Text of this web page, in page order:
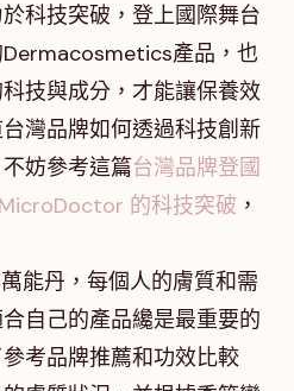
科技突破，登上國際舞台
產品，也
技與成分，才能讓保養效
灣品牌如何透過科技創新
妨參考這篇台灣品牌登國
MicroDoctor 的科技突破 ，
能丹，每個人的膚質和需
自己的產品纔是最重要的
考品牌推薦和功效比較